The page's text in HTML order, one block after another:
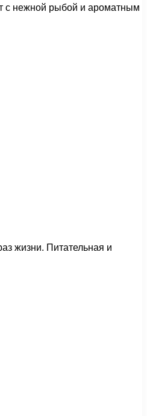
с нежной рыбой и ароматным
жизни. Питательная и